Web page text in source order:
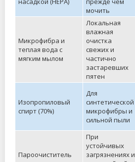
мочить
Микрофибра и
теплая вода с
мягким мылом
Локальная
влажная
очистка
свежих и
частично
застаревших
пятен
Изопропиловый
спирт (70%)
Для
синтетической
микрофибры и
сильной пыли
Пароочиститель
При
устойчивых
загрязнениях и